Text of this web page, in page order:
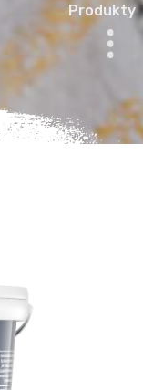
Produkty